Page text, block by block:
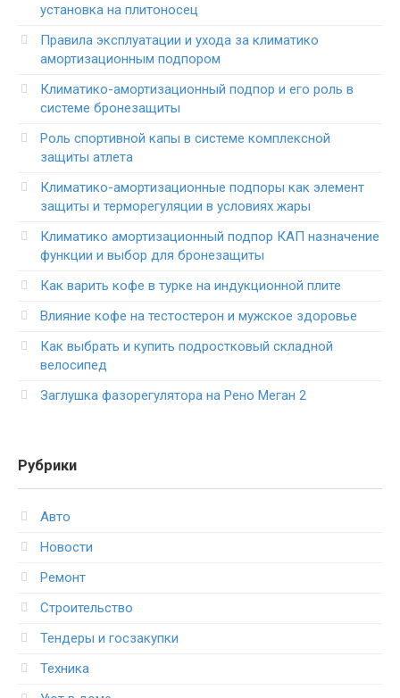
установка на плитоносец
Правила эксплуатации и ухода за климатико
амортизационным подпором
Климатико-амортизационный подпор и его роль в
системе бронезащиты
Роль спортивной капы в системе комплексной
защиты атлета
Климатико-амортизационные подпоры как элемент
защиты и терморегуляции в условиях жары
Климатико амортизационный подпор КАП назначение
функции и выбор для бронезащиты
Как варить кофе в турке на индукционной плите
Влияние кофе на тестостерон и мужское здоровье
Как выбрать и купить подростковый складной
велосипед
Заглушка фазорегулятора на Рено Меган 2
Рубрики
Авто
Новости
Ремонт
Строительство
Тендеры и госзакупки
Техника